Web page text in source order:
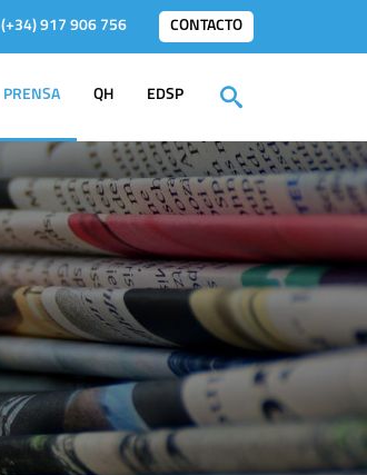
(+34) 917 906 756 CONTACTO
PRENSA QH EDSP